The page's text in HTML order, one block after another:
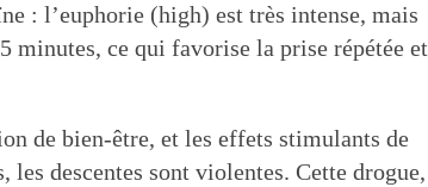
: l’euphorie (high) est très intense, mais
minutes, ce qui favorise la prise répétée et
de bien-être, et les effets stimulants de
descentes sont violentes. Cette drogue,